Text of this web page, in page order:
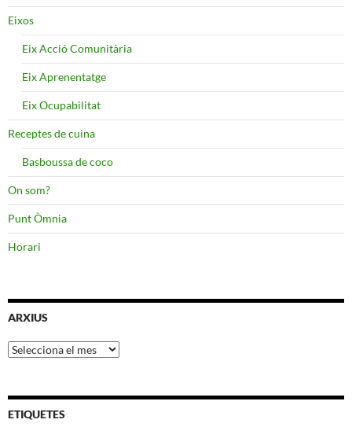
Eixos
Eix Acció Comunitària
Eix Aprenentatge
Eix Ocupabilitat
Receptes de cuina
Basboussa de coco
On som?
Punt Òmnia
Horari
ARXIUS
Arxius
ETIQUETES